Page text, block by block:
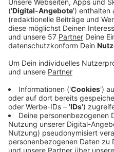
Wo kann ich die App
Anzeige
undiOSkostenlos
Anzeige
©
Bettina Grönewald (li.) von